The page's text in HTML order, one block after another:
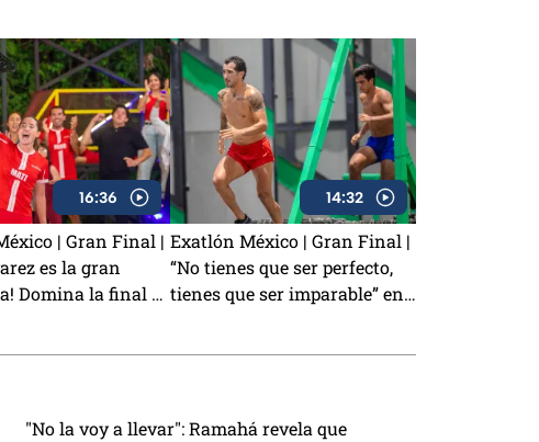
16:36
| Gran Final |
es la gran
Domina la final y
14:32
Exatlón México | Gran Final |
“No tienes que ser perfecto,
tienes que ser imparable” en
"No la voy a llevar": Ramahá revela que